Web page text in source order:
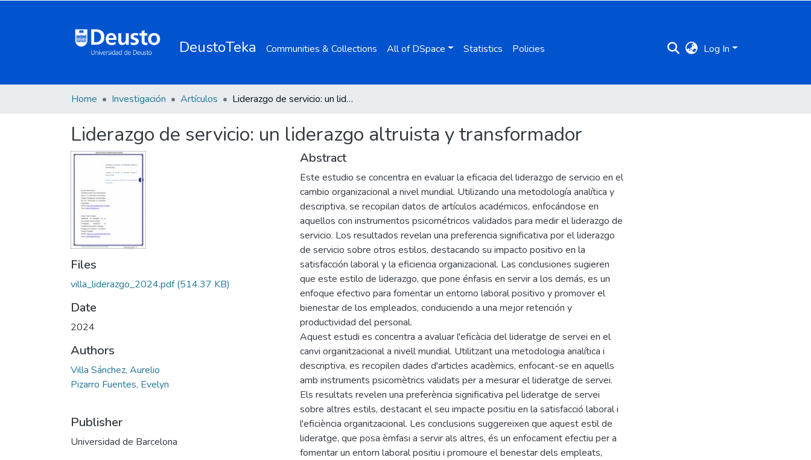
DeustoTeka Communities & Collections All of DSpace Statistics Policies Log In
Home Investigación Artículos Liderazgo de servicio: un liderazgo altruista y transformador
Liderazgo de servicio: un liderazgo altruista y transformador
Files
villa_liderazgo_2024.pdf(514.37 KB)
Date
2024
Authors
Villa Sánchez, Aurelio
Pizarro Fuentes, Evelyn
Publisher
Universidad de Barcelona
Abstract
Este estudio se concentra en evaluar la eficacia del liderazgo de servicio en el
cambio organizacional a nivel mundial. Utilizando una metodología analítica y
descriptiva, se recopilan datos de artículos académicos, enfocándose en
aquellos con instrumentos psicométricos validados para medir el liderazgo de
servicio. Los resultados revelan una preferencia significativa por el liderazgo
de servicio sobre otros estilos, destacando su impacto positivo en la
satisfacción laboral y la eficiencia organizacional. Las conclusiones sugieren
que este estilo de liderazgo, que pone énfasis en servir a los demás, es un
enfoque efectivo para fomentar un entorno laboral positivo y promover el
bienestar de los empleados, conduciendo a una mejor retención y
productividad del personal.
Aquest estudi es concentra a avaluar l'eficàcia del lideratge de servei en el
canvi organitzacional a nivell mundial. Utilitzant una metodologia analítica i
descriptiva, es recopilen dades d'articles acadèmics, enfocant-se en aquells
amb instruments psicomètrics validats per a mesurar el lideratge de servei.
Els resultats revelen una preferència significativa pel lideratge de servei
sobre altres estils, destacant el seu impacte positiu en la satisfacció laboral i
l'eficiència organitzacional. Les conclusions suggereixen que aquest estil de
lideratge, que posa èmfasi a servir als altres, és un enfocament efectiu per a
fomentar un entorn laboral positiu i promoure el benestar dels empleats,